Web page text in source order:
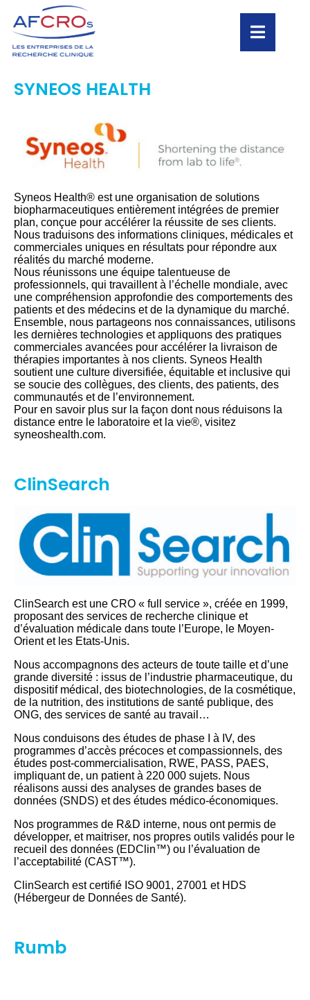
SYNEOS HEALTH
Syneos Health® est une organisation de solutions
biopharmaceutiques entièrement intégrées de premier
plan, conçue pour accélérer la réussite de ses clients.
Nous traduisons des informations cliniques, médicales et
commerciales uniques en résultats pour répondre aux
réalités du marché moderne.
Nous réunissons une équipe talentueuse de
professionnels, qui travaillent à l’échelle mondiale, avec
une compréhension approfondie des comportements des
patients et des médecins et de la dynamique du marché.
Ensemble, nous partageons nos connaissances, utilisons
les dernières technologies et appliquons des pratiques
commerciales avancées pour accélérer la livraison de
thérapies importantes à nos clients. Syneos Health
soutient une culture diversifiée, équitable et inclusive qui
se soucie des collègues, des clients, des patients, des
communautés et de l’environnement.
Pour en savoir plus sur la façon dont nous réduisons la
distance entre le laboratoire et la vie®, visitez
syneoshealth.com.
ClinSearch
ClinSearch est une CRO « full service », créée en 1999,
proposant des services de recherche clinique et
d’évaluation médicale dans toute l’Europe, le Moyen-
Orient et les Etats-Unis.
Nous accompagnons des acteurs de toute taille et d’une
grande diversité : issus de l’industrie pharmaceutique, du
dispositif médical, des biotechnologies, de la cosmétique,
de la nutrition, des institutions de santé publique, des
ONG, des services de santé au travail…
Nous conduisons des études de phase I à IV, des
programmes d’accès précoces et compassionnels, des
études post-commercialisation, RWE, PASS, PAES,
impliquant de, un patient à 220 000 sujets. Nous
réalisons aussi des analyses de grandes bases de
données (SNDS) et des études médico-économiques.
Nos programmes de R&D interne, nous ont permis de
développer, et maitriser, nos propres outils validés pour le
recueil des données (EDClin™) ou l’évaluation de
l’acceptabilité (CAST™).
ClinSearch est certifié ISO 9001, 27001 et HDS
(Hébergeur de Données de Santé).
Rumb